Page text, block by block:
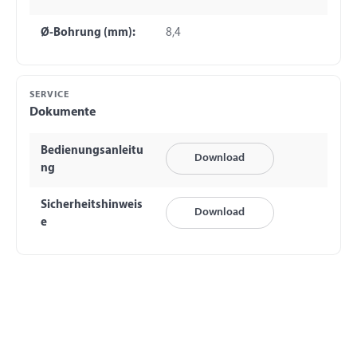
Ø-Bohrung (mm): 8,4
SERVICE
Dokumente
Bedienungsanleitu
ng
Download
Sicherheitshinweis
e
Download